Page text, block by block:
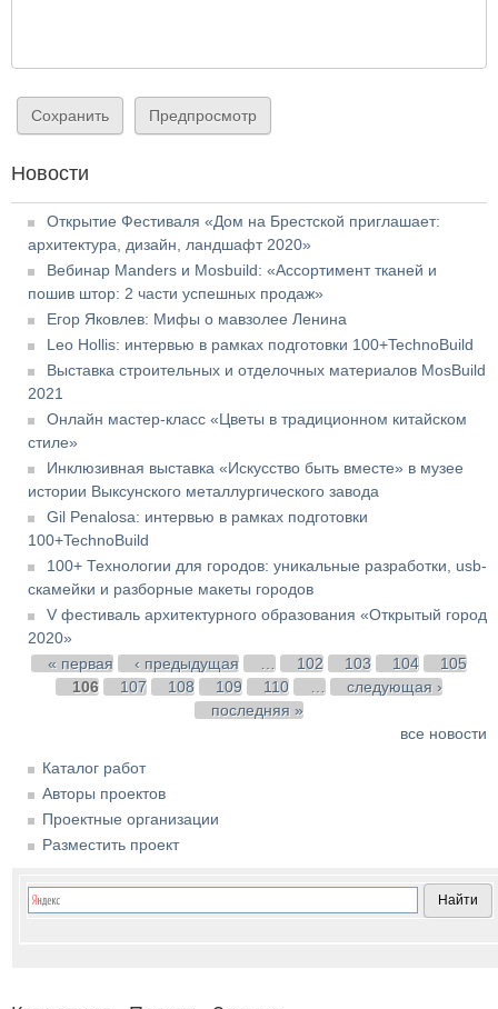
Новости
Открытие Фестиваля «Дом на Брестской приглашает:
архитектура, дизайн, ландшафт 2020»
Вебинар Manders и Mosbuild: «Ассортимент тканей и
пошив штор: 2 части успешных продаж»
Егор Яковлев: Мифы о мавзолее Ленина
Leo Hollis: интервью в рамках подготовки 100+TechnoBuild
Выставка строительных и отделочных материалов MosBuild
2021
Онлайн мастер-класс «Цветы в традиционном китайском
стиле»
Инклюзивная выставка «Искусство быть вместе» в музее
истории Выксунского металлургического завода
Gil Penalosa: интервью в рамках подготовки
100+TechnoBuild
100+ Технологии для городов: уникальные разработки, usb-
скамейки и разборные макеты городов
V фестиваль архитектурного образования «Открытый город
2020»
Страницы
« первая ‹ предыдущая 102 103 104
105
106
107 108 109 110
следующая ›
последняя »
все новости
Каталог работ
Авторы проектов
Проектные организации
Разместить проект